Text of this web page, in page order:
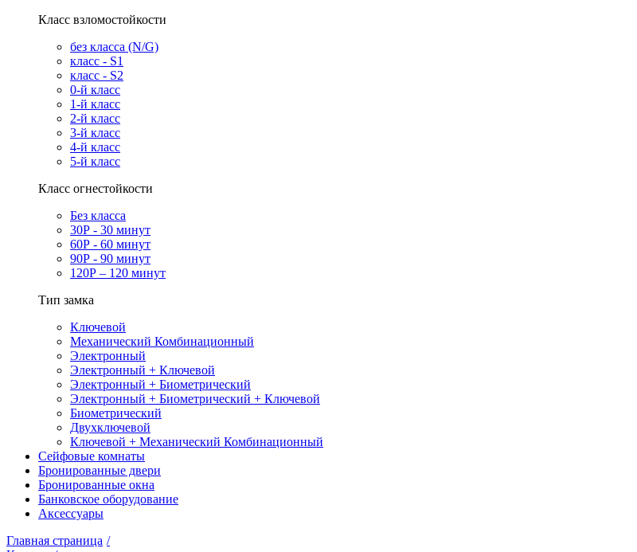
Класс взломостойкости
без класса (N/G)
класс - S1
класс - S2
0-й класс
1-й класс
2-й класс
3-й класс
4-й класс
5-й класс
Класс огнестойкости
Без класса
30Р - 30 минут
60Р - 60 минут
90Р - 90 минут
120Р – 120 минут
Тип замка
Ключевой
Механический Комбинационный
Электронный
Электронный + Ключевой
Электронный + Биометрический
Электронный + Биометрический + Ключевой
Биометрический
Двухключевой
Ключевой + Механический Комбинационный
Сейфовые комнаты
Бронированные двери
Бронированные окна
Банковское оборудование
Аксессуары
Главная страница /